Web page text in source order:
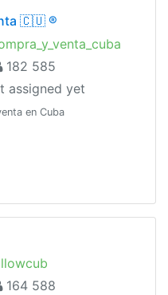
🇨🇺 ®️
182 585
assigned yet
en Cuba
164 588